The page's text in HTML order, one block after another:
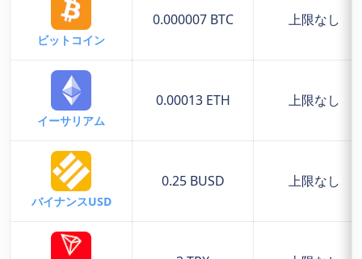
ビットコイン
0.000007 BTC 上限なし
イーサリアム
0.00013 ETH 上限なし
バイナンスUSD
0.25 BUSD 上限なし